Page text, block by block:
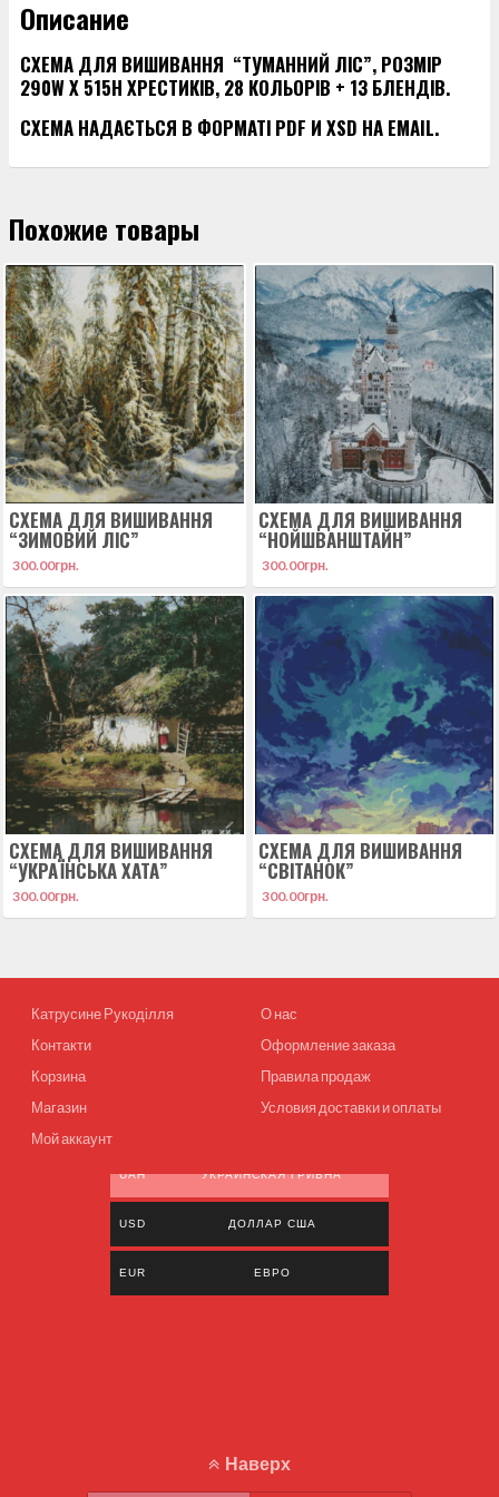
Описание
СХЕМА ДЛЯ ВИШИВАННЯ “ТУМАННИЙ ЛІС”, РОЗМІР
290W X 515H ХРЕСТИКІВ, 28 КОЛЬОРІВ + 13 БЛЕНДІВ.
СХЕМА НАДАЄТЬСЯ В ФОРМАТІ PDF И XSD НА EMAIL.
Похожие товары
СХЕМА ДЛЯ ВИШИВАННЯ
“ЗИМОВИЙ ЛІС”
300.00грн.
СХЕМА ДЛЯ ВИШИВАННЯ
“НОЙШВАНШТАЙН”
300.00грн.
СХЕМА ДЛЯ ВИШИВАННЯ
“УКРАЇНСЬКА ХАТА”
300.00грн.
СХЕМА ДЛЯ ВИШИВАННЯ
“СВІТАНОК”
300.00грн.
Катрусине Рукоділля
Контакти
Корзина
Магазин
Мой аккаунт
О нас
Оформление заказа
Правила продаж
Условия доставки и оплаты
UAH УКРАИНСКАЯ ГРИВНА
USD ДОЛЛАР США
EUR ЕВРО
Наверх